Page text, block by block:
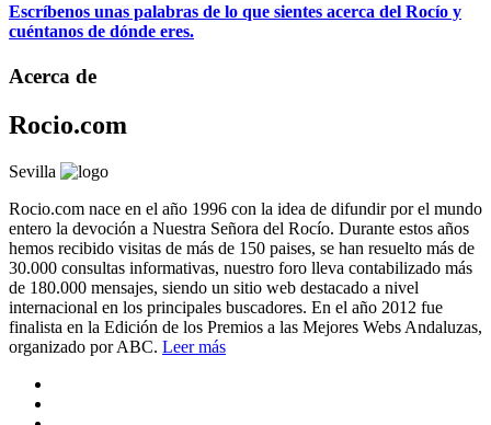
Escríbenos unas palabras de lo que sientes acerca del Rocío y
cuéntanos de dónde eres.
Acerca de
Rocio.com
Sevilla
Rocio.com nace en el año 1996 con la idea de difundir por el mundo
entero la devoción a Nuestra Señora del Rocío. Durante estos años
hemos recibido visitas de más de 150 paises, se han resuelto más de
30.000 consultas informativas, nuestro foro lleva contabilizado más
de 180.000 mensajes, siendo un sitio web destacado a nivel
internacional en los principales buscadores. En el año 2012 fue
finalista en la Edición de los Premios a las Mejores Webs Andaluzas,
organizado por ABC. Leer más